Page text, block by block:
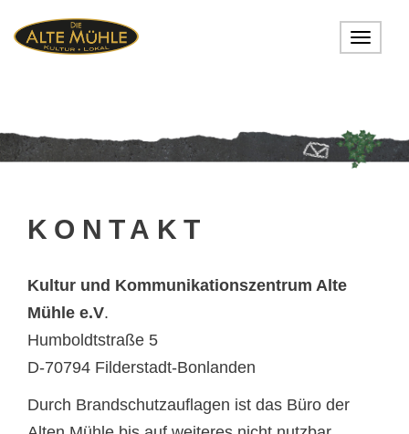
Toggle
KONTAKT
Kultur und Kommunikationszentrum Alte
Mühle e.V.
Humboldtstraße 5
D-70794 Filderstadt-Bonlanden
Durch Brandschutzauflagen ist das Büro der